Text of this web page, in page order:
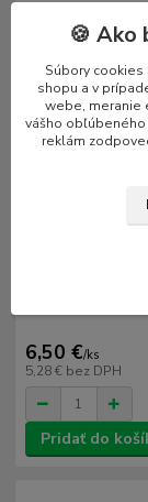
6,50 €/ks
5,28 € bez DPH
Pridať do
🍪 Ako
Súbory
shopu a v
webe, meranie
vášho obľúbeného
reklám